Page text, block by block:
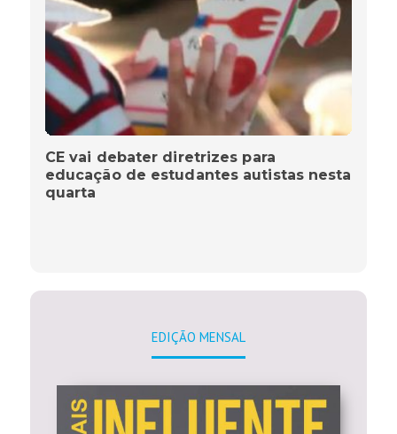
CE vai debater diretrizes para
educação de estudantes autistas nesta
quarta
EDIÇÃO MENSAL